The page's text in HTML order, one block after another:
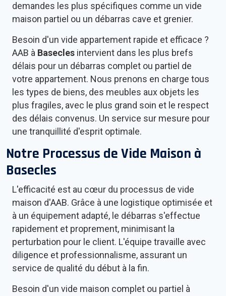
demandes les plus spécifiques comme un vide
maison partiel ou un débarras cave et grenier.
Besoin d'un vide appartement rapide et efficace ?
AAB à Basecles intervient dans les plus brefs
délais pour un débarras complet ou partiel de
votre appartement. Nous prenons en charge tous
les types de biens, des meubles aux objets les
plus fragiles, avec le plus grand soin et le respect
des délais convenus. Un service sur mesure pour
une tranquillité d'esprit optimale.
Notre Processus de Vide Maison à
Basecles
L'efficacité est au cœur du processus de vide
maison d'AAB. Grâce à une logistique optimisée et
à un équipement adapté, le débarras s'effectue
rapidement et proprement, minimisant la
perturbation pour le client. L'équipe travaille avec
diligence et professionnalisme, assurant un
service de qualité du début à la fin.
Besoin d'un vide maison complet ou partiel à